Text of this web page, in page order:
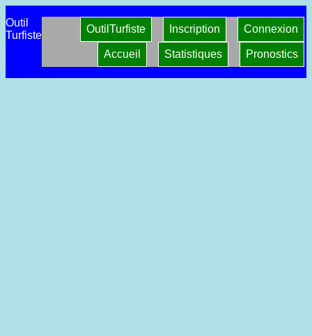
Outil
Turfiste
Connexion
Inscription
OutilTurfiste
Pronostics
Statistiques
Accueil